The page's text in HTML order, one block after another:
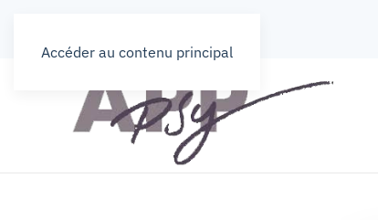
Accéder au contenu principal